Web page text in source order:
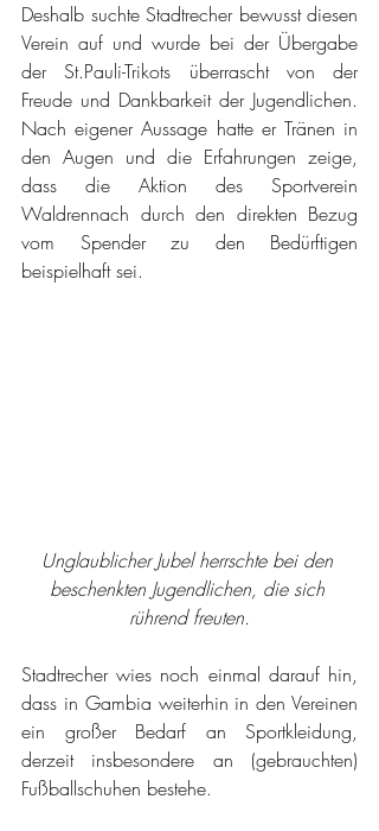
Deshalb suchte Stadtrecher bewusst diesen
Verein auf und wurde bei der Übergabe
der St.Pauli-Trikots überrascht von der
Freude und Dankbarkeit der Jugendlichen.
Nach eigener Aussage hatte er Tränen in
den Augen und die Erfahrungen zeige,
dass die Aktion des Sportverein
Waldrennach durch den direkten Bezug
vom Spender zu den Bedürftigen
beispielhaft sei.
Unglaublicher Jubel herrschte bei den
beschenkten Jugendlichen, die sich
rührend freuten.
Stadtrecher wies noch einmal darauf hin,
dass in Gambia weiterhin in den Vereinen
ein großer Bedarf an Sportkleidung,
derzeit insbesondere an (gebrauchten)
Fußballschuhen bestehe.